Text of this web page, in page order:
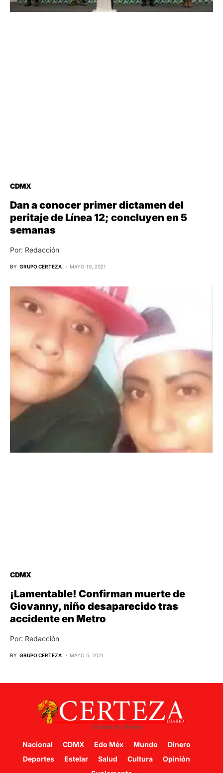
CDMX
Dan a conocer primer dictamen del
peritaje de Línea 12; concluyen en 5
semanas
Por: Redacción
BY GRUPO CERTEZA MAYO 10, 2021
CDMX
¡Lamentable! Confirman muerte de
Giovanny, niño desaparecido tras
accidente en Metro
Por: Redacción
BY GRUPO CERTEZA MAYO 5, 2021
Nacional CDMX Edo Méx Mundo
Dinero
Deportes
Estelar Salud Cultura
Opinión